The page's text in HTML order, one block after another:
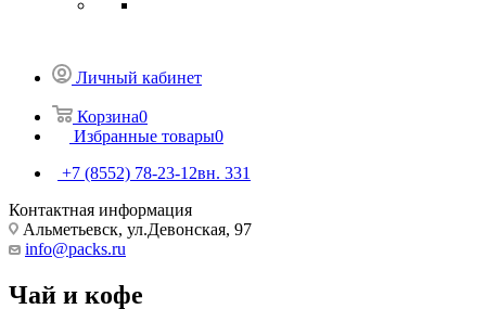
Личный кабинет
Корзина0
Избранные товары0
+7 (8552) 78-23-12вн. 331
Контактная информация
Альметьевск, ​ул.Девонская, 97
info@packs.ru
Чай и кофе